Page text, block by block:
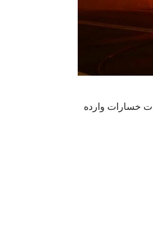
خسارات وارده